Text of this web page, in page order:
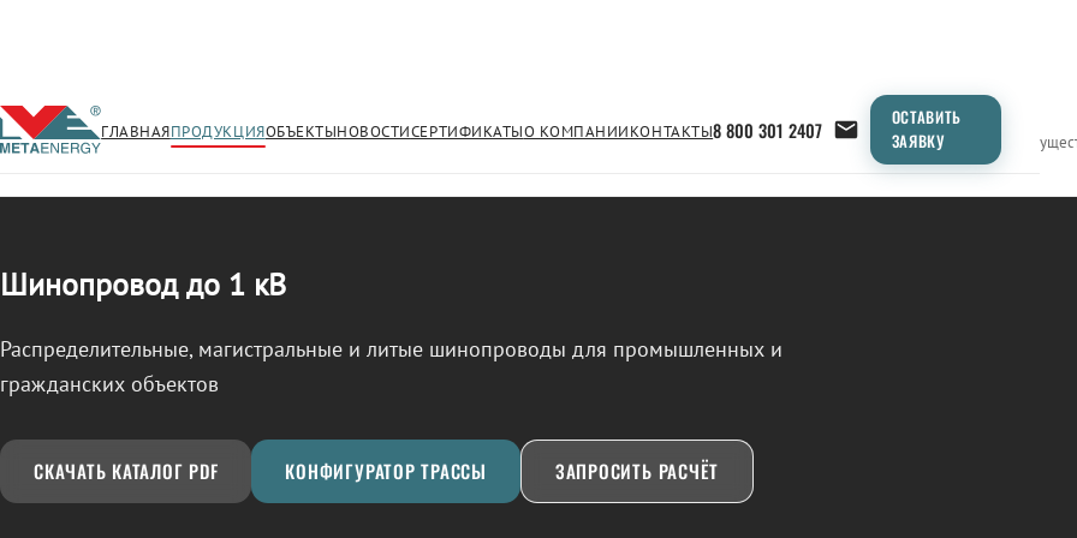
ГЛАВНАЯПРОДУКЦИЯОБЪЕКТЫНОВОСТИСЕРТИФИКАТЫО КОМПАНИИКОНТАКТЫ8 800 301 2407
ОСТАВИТЬ
ЗАЯВКУ
← Продукция/ШИНОПРОВОД Применение Продукция ТипоразмерыСравнение
Шинопровод до 1 кВ
Распределительные, магистральные и литые шинопроводы для промышленных и
гражданских объектов
СКАЧАТЬ КАТАЛОГ PDF КОНФИГУРАТОР ТРАССЫ ЗАПРОСИТЬ РАСЧЁТ